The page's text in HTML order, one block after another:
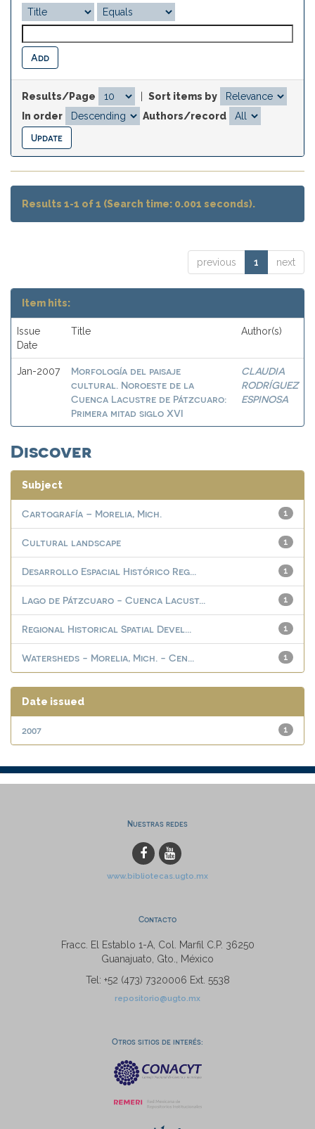
Results/Page
Sort items by
In order
Authors/record
Results 1-1 of 1 (Search time: 0.001 seconds).
previous 1 next
Item hits:
Issue
Date
Title Author(s)
Jan-2007
Morfología del paisaje
cultural. Noroeste de la
Cuenca Lacustre de Pátzcuaro:
Primera mitad siglo XVI
CLAUDIA
RODRÍGUEZ
ESPINOSA
Discover
Subject
1
Cartografía – Morelia, Mich.
1
Cultural landscape
1
Desarrollo Espacial Histórico Reg...
1
Lago de Pátzcuaro - Cuenca Lacust...
1
Regional Historical Spatial Devel...
1
Watersheds - Morelia, Mich. - Cen...
Date issued
1
2007
Nuestras redes
www.bibliotecas.ugto.mx
Contacto
Fracc. El Establo 1-A, Col. Marfil C.P. 36250
Guanajuato, Gto., México
Tel: +52 (473) 7320006 Ext. 5538
repositorio@ugto.mx
Otros sitios de interés: